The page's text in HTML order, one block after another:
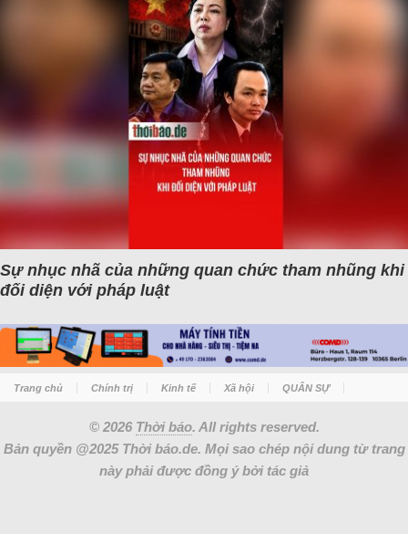
Sự nhục nhã của những quan chức tham nhũng khi
đối diện với pháp luật
Trang chủ Chính trị Kinh tế Xã hội QUÂN SỰ
© 2026 Thời báo. All rights reserved.
Bản quyền @2025 Thời báo.de. Mọi sao chép nội dung từ trang
này phải được đồng ý bởi tác giả